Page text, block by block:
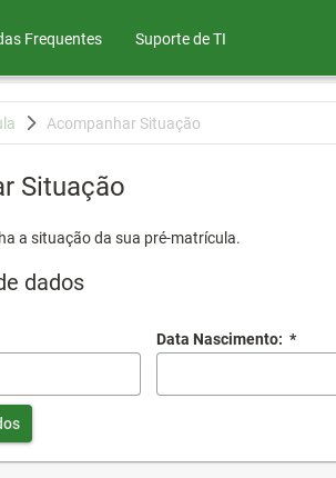
Frequentes Suporte de TI
Acompanhar Situação
Situação
a situação da sua pré-matrícula.
dados
Data Nascimento: *